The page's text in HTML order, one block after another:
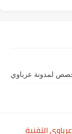
التقنية